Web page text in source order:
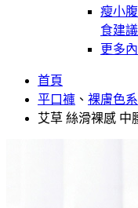
瘦小
食建
更多
首頁
平口褲 、 裸膚色系
艾草 絲滑裸感 中